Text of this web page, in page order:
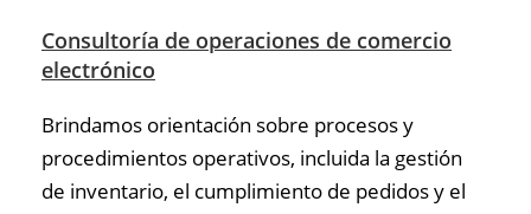
Consultoría de operaciones de comercio
electrónico
Brindamos orientación sobre procesos y
procedimientos operativos, incluida la gestión
de inventario, el cumplimiento de pedidos y el